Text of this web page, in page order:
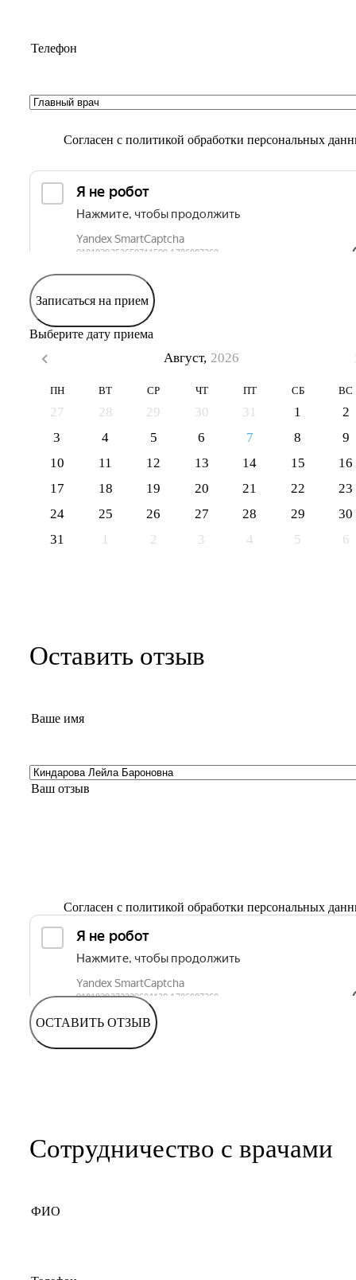
Согласен с политикой обработки персональных
Записаться на прием
Выберите дату приема
Август, 2026
ПН ВТ СР ЧТ ПТ СБ ВС
27 28 29 30 31 1
2
3
4 5 6 7 8
9
10
11 12 13 14 15
16
17
18 19 20 21 22
23
24
25 26 27 28 29
30
31
1 2 3 4 5 6
Оставить отзыв
Согласен с политикой обработки персональных
ОСТАВИТЬ ОТЗЫВ
Сотрудничество с врачами